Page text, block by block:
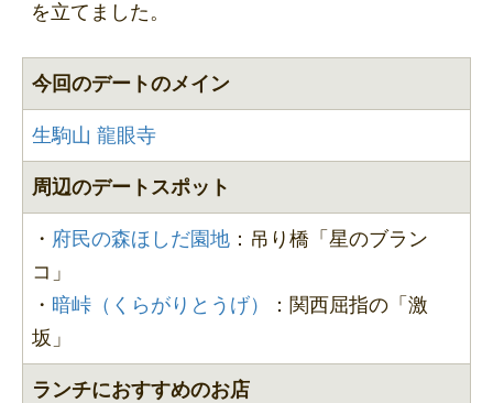
を立てました。
今回のデートのメイン
生駒山 龍眼寺
周辺のデートスポット
・ 府民の森ほしだ園地 ：吊り橋「星のブラン
コ」
・ 暗峠（くらがりとうげ）
：関西屈指の「激
坂」
ランチにおすすめのお店